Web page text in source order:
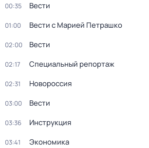
00:35 Вести
01:00 Вести с Марией Петрашко
02:00 Вести
02:17 Специальный репортаж
02:31 Новороссия
03:00 Вести
03:36 Инструкция
03:41 Экономика